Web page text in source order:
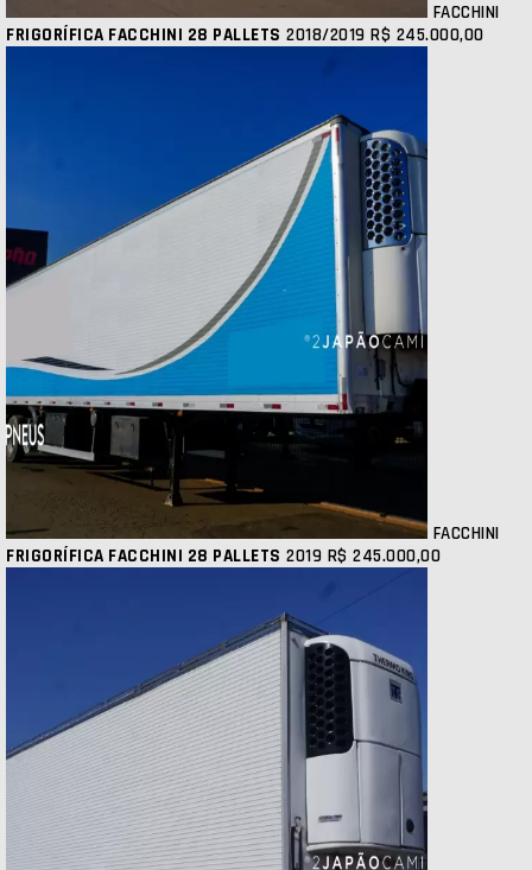
FACCHINI
FRIGORÍFICA FACCHINI 28 PALLETS 2018/2019 R$ 245.000,00
FACCHINI
FRIGORÍFICA FACCHINI 28 PALLETS 2019 R$ 245.000,00